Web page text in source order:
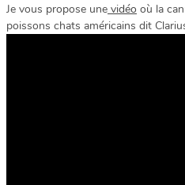
Je vous propose une vidéo où la
poissons chats américains dit